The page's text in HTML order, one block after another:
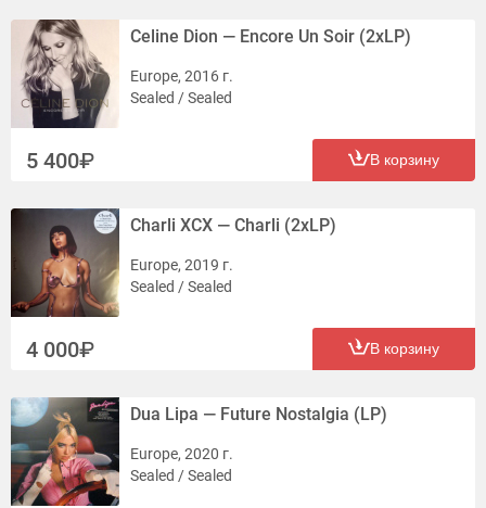
Celine Dion — Encore Un Soir (2xLP)
Europe, 2016 г.
Sealed / Sealed
5 400 В корзину
Charli XCX — Charli (2xLP)
Europe, 2019 г.
Sealed / Sealed
4 000 В корзину
Dua Lipa — Future Nostalgia (LP)
Europe, 2020 г.
Sealed / Sealed